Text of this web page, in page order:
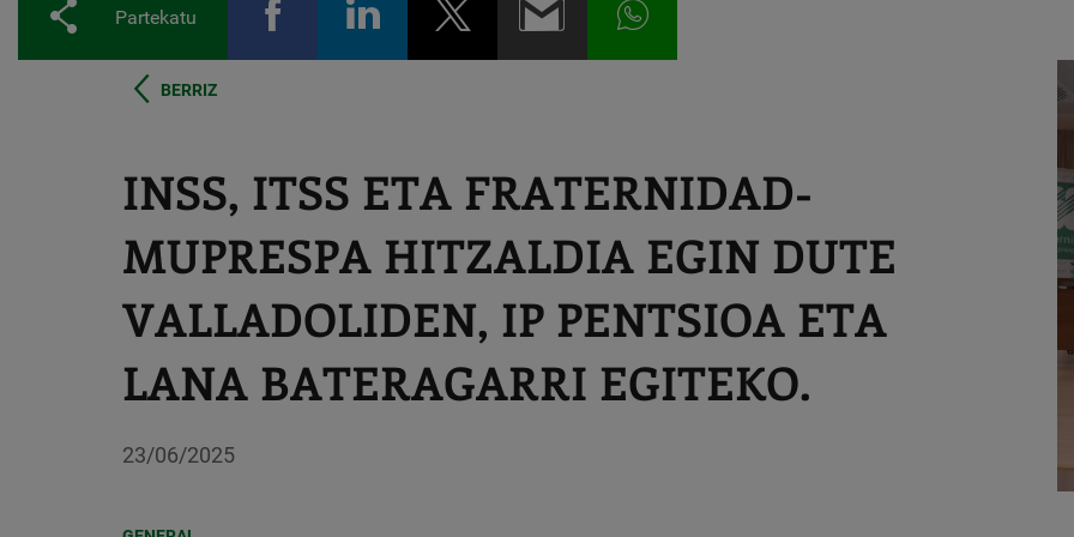
Partekatu
BERRIZ
INSS, ITSS ETA FRATERNIDAD-
MUPRESPA HITZALDIA EGIN DUTE
VALLADOLIDEN, IP PENTSIOA ETA
LANA BATERAGARRI EGITEKO.
23/06/2025